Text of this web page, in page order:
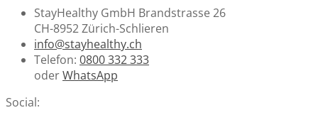
StayHealthy GmbH Brandstrasse 26
CH-8952 Zürich-Schlieren
info@stayhealthy.ch
Telefon: 0800 332 333
oderWhatsApp
Social: